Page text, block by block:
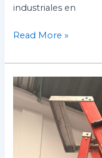
industriales en
Read More »
Inspección
Escaleras